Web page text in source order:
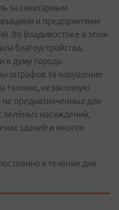
за санитарным
и предприятиям
Во Владивостоке в этом
благоустройства,
в думу города.
штрафов за нарушение
газонах, незаконную
предназначенных для
зелёных насаждений,
зданий и многое
в течение дня.